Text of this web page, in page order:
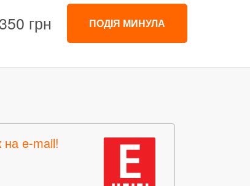
350 грн ПОДІЯ МИНУЛА
на e-mail!